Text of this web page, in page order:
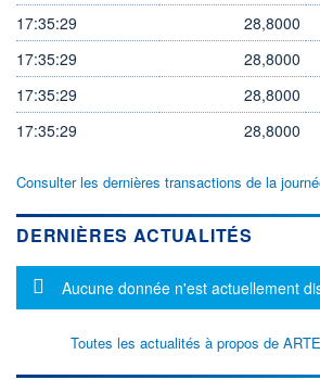
17:35:29 28,8000
17:35:29
28,8000
17:35:29
28,8000
17:35:29
28,8000
Consulter les dernières transactions de la
DERNIÈRES ACTUALITÉS
Message d'information
Aucune donnée n'est actuellement
Toutes les actualités à propos de